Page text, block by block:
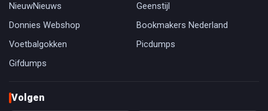
NieuwNieuws
Geenstijl
Donnies Webshop
Bookmakers Nederland
Voetbalgokken
Picdumps
Gifdumps
Volgen